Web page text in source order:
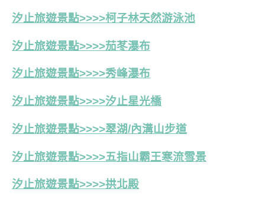
汐止旅遊景點>>>>柯子林天然游泳池
汐止旅遊景點>>>>茄苳瀑布
汐止旅遊景點>>>>秀峰瀑布
汐止旅遊景點>>>>汐止星光橋
汐止旅遊景點>>>>翠湖/內溝山步道
汐止旅遊景點>>>>五指山霸王寒流雪景
汐止旅遊景點>>>>拱北殿